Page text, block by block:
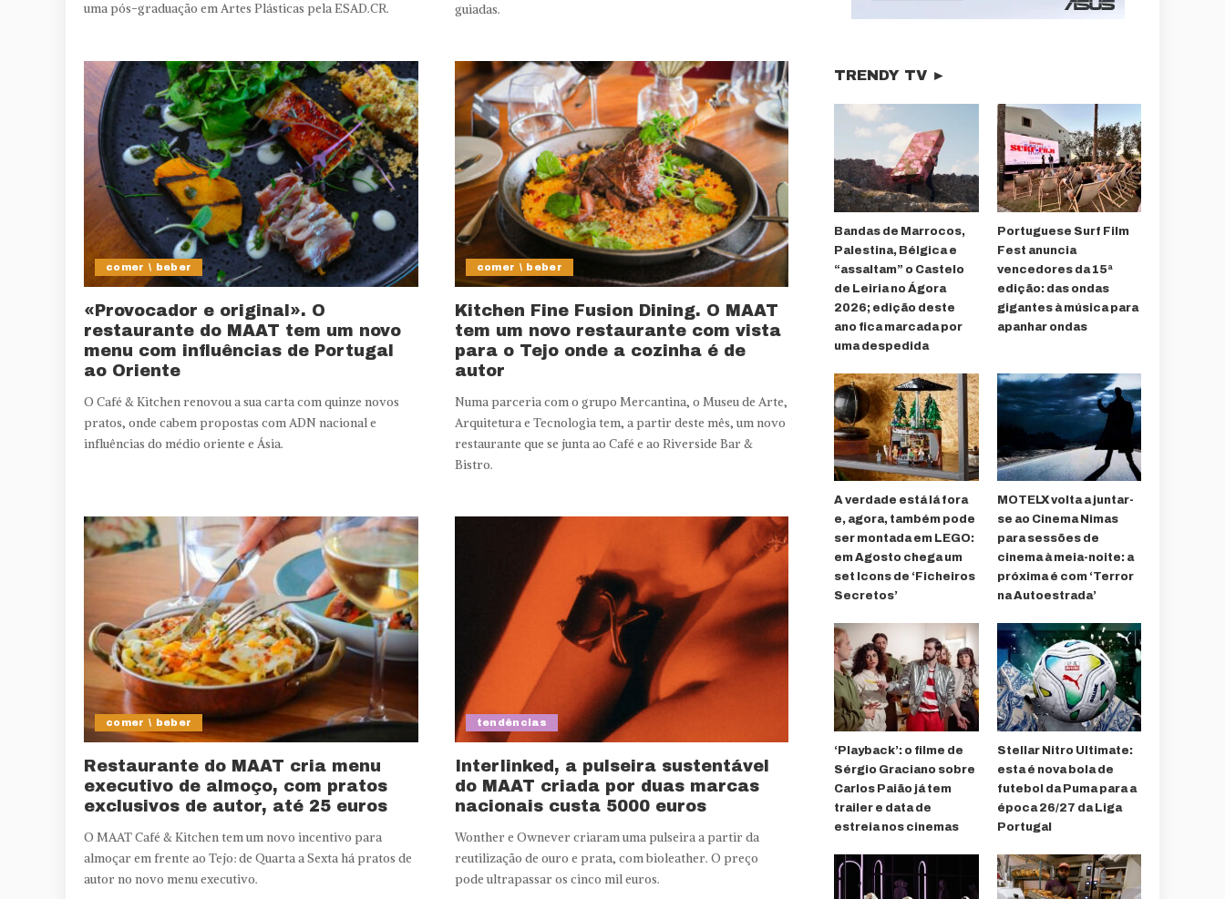
uma pós-graduação em Artes Plásticas pela ESAD.CR.
guiadas.
comer \ beber
«Provocador e original». O
restaurante do MAAT tem um novo
menu com influências de Portugal
ao Oriente
O Café & Kitchen renovou a sua carta com quinze novos
pratos, onde cabem propostas com ADN nacional e
influências do médio oriente e Ásia.
comer \ beber
Kitchen Fine Fusion Dining. O MAAT
tem um novo restaurante com vista
para o Tejo onde a cozinha é de
autor
Numa parceria com o grupo Mercantina, o Museu de Arte,
Arquitetura e Tecnologia tem, a partir deste mês, um novo
restaurante que se junta ao Café e ao Riverside Bar &
Bistro.
comer \ beber
Restaurante do MAAT cria menu
executivo de almoço, com pratos
exclusivos de autor, até 25 euros
O MAAT Café & Kitchen tem um novo incentivo para
almoçar em frente ao Tejo: de Quarta a Sexta há pratos de
autor no novo menu executivo.
tendências
Interlinked, a pulseira sustentável
do MAAT criada por duas marcas
nacionais custa 5000 euros
Wonther e Ownever criaram uma pulseira a partir da
reutilização de ouro e prata, com bioleather. O preço
pode ultrapassar os cinco mil euros.
TRENDY TV ►
Bandas de Marrocos,
Palestina, Bélgica e
“assaltam” o Castelo
de Leiria no Ágora
2026; edição deste
ano fica marcada por
uma despedida
Portuguese Surf Film
Fest anuncia
vencedores da 15ª
edição: das ondas
gigantes à música para
apanhar ondas
A verdade está lá fora
e, agora, também pode
ser montada em LEGO:
em Agosto chega um
set Icons de ‘Ficheiros
Secretos’
MOTELX volta a juntar-
se ao Cinema Nimas
para sessões de
cinema à meia-noite: a
próxima é com ‘Terror
na Autoestrada’
‘Playback’: o filme de
Sérgio Graciano sobre
Carlos Paião já tem
trailer e data de
estreia nos cinemas
Stellar Nitro Ultimate:
esta é nova bola de
futebol da Puma para a
época 26/27 da Liga
Portugal